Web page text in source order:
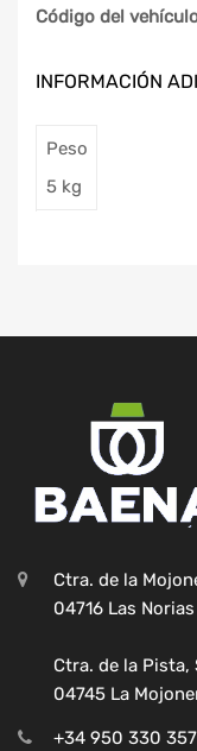
Código del
INFORMACIÓN
Peso
5 kg
Ctra. de la
04716 Las
Ctra. de la Pista,
04745 La
+34 950 330 357